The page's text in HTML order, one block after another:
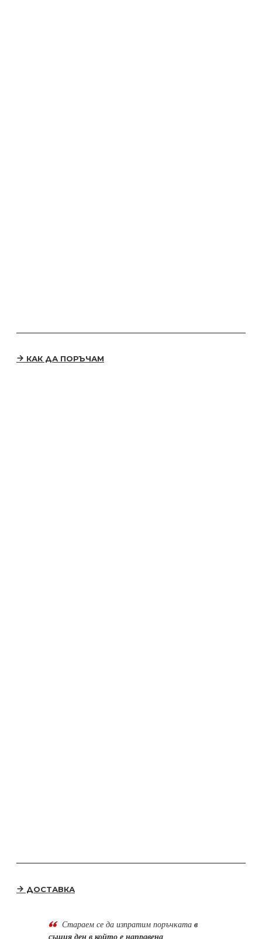
КАК ДА ПОРЪЧАМ
ДОСТАВКА
Стараем се да изпратим поръчката в
същия ден в който е направена